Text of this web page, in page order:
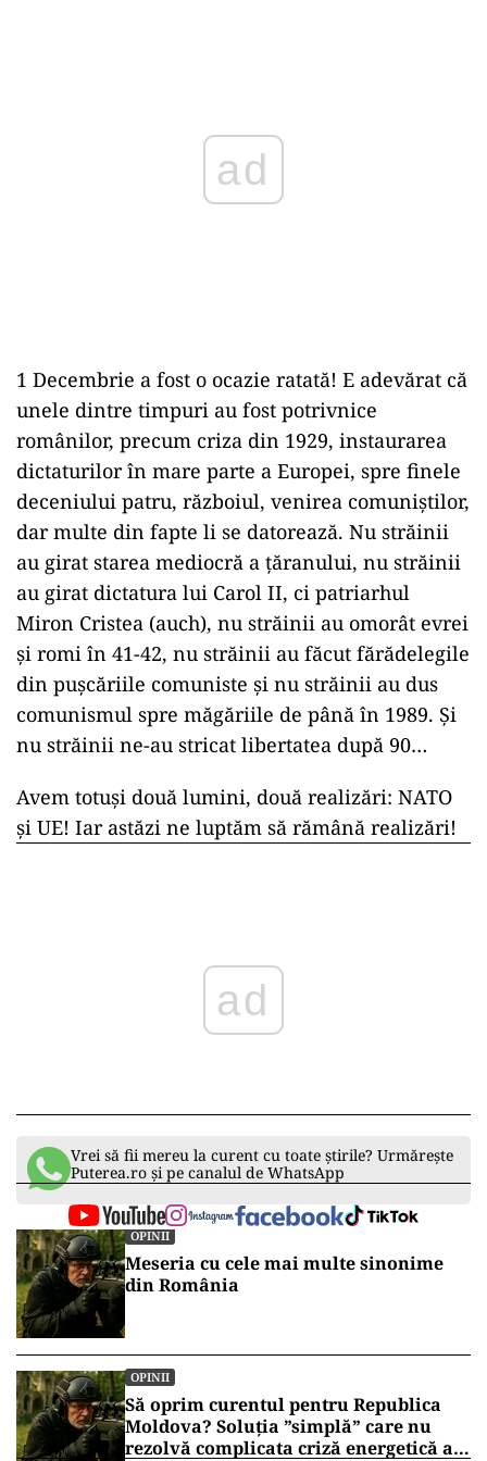
ad
1 Decembrie a fost o ocazie ratată! E adevărat că
unele dintre timpuri au fost potrivnice
românilor, precum criza din 1929, instaurarea
dictaturilor în mare parte a Europei, spre finele
deceniului patru, războiul, venirea comuniștilor,
dar multe din fapte li se datorează. Nu străinii
au girat starea mediocră a țăranului, nu străinii
au girat dictatura lui Carol II, ci patriarhul
Miron Cristea (auch), nu străinii au omorât evrei
și romi în 41-42, nu străinii au făcut fărădelegile
din pușcăriile comuniste și nu străinii au dus
comunismul spre măgăriile de până în 1989. Și
nu străinii ne-au stricat libertatea după 90…
Avem totuși două lumini, două realizări: NATO
și UE! Iar astăzi ne luptăm să rămână realizări!
ad
Vrei să fii mereu la curent cu toate știrile? Urmărește
Puterea.ro și pe canalul de WhatsApp
OPINII
Meseria cu cele mai multe sinonime
din România
OPINII
Să oprim curentul pentru Republica
Moldova? Soluția ”simplă” care nu
rezolvă complicata criză energetică a